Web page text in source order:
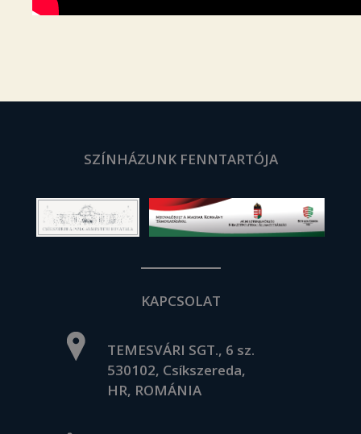
SZÍNHÁZUNK FENNTARTÓJA
KAPCSOLAT
TEMESVÁRI SGT., 6 sz.
530102, Csíkszereda,
HR, ROMÁNIA